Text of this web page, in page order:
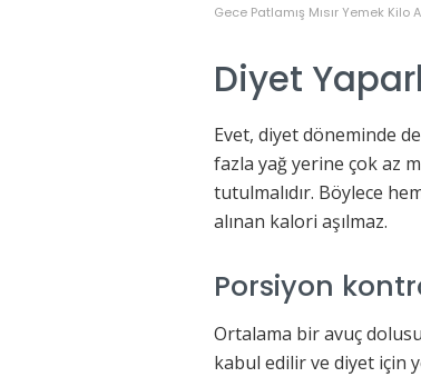
Gece Patlamış Mısır Yemek Kilo
Diyet
Evet, diyet döneminde
fazla yağ yerine çok az
tutulmalıdır. Böylece
alınan kalori aşılmaz.
Porsiyon
Ortalama bir avuç
kabul edilir ve diyet için